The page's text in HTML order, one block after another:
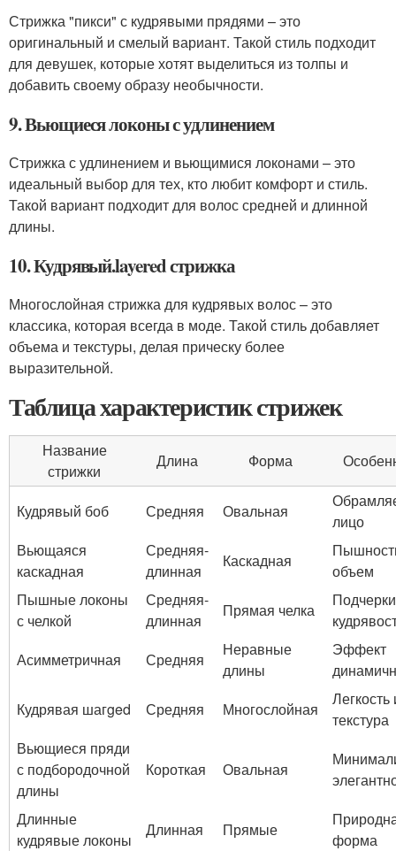
Стрижка "пикси" с кудрявыми прядями – это
оригинальный и смелый вариант. Такой стиль подходит
для девушек, которые хотят выделиться из толпы и
добавить своему образу необычности.
9. Вьющиеся локоны с удлинением
Стрижка с удлинением и вьющимися локонами – это
идеальный выбор для тех, кто любит комфорт и стиль.
Такой вариант подходит для волос средней и длинной
длины.
10. Кудрявый.layered стрижка
Многослойная стрижка для кудрявых волос – это
классика, которая всегда в моде. Такой стиль добавляет
объема и текстуры, делая прическу более
выразительной.
Таблица характеристик стрижек
Название
стрижки
Длина Форма
Кудрявый боб Средняя Овальная
лицо
Вьющаяся
каскадная
Средняя-
длинная
Каскадная
объем
Пышные локоны
с челкой
Средняя-
длинная
Прямая челка
Асимметричная
Средняя
Неравные
длины
Эффект
Кудрявая шагged
Средняя Многослойная
Легкость
текстура
Вьющиеся пряди
с подбородочной
длины
Короткая Овальная
Длинные
кудрявые локоны
Длинная Прямые
форма